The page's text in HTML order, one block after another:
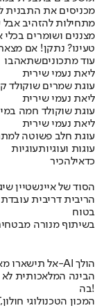
מתחילות להזהיב אבל
מצננים ושומרים
טעינו? נתקן! אם
עוד מתכוניםשתאהבו
ליאת נעמי שירית
עוגת שמרים שוקולד
ליאת נעמי שירית
עוגת שוקולד חמה
ליאת נעמי שירית
עוגת חלב פשוטה
עוגות ועוגיותעוגיות
כדאילהכיר
הסוד של איינשטיין
הריבית דריבית
בטוח
בשיתוף מנורה
אל תישארו מאחור – בואו לגלות לאן ה-AI הולך
הבינה המלאכותית
בה!
בשיתוף HIT,המכון הטכנולוגי חולון